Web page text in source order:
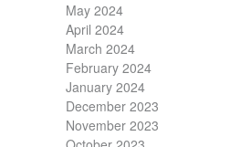
May 2024
April 2024
March 2024
February 2024
January 2024
December 2023
November 2023